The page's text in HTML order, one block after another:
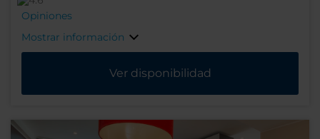
Opiniones
Mostrar información
Ver disponibilidad